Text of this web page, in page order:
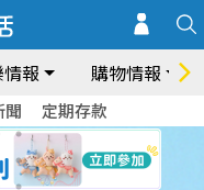
報 購物情報
聞 定期存款